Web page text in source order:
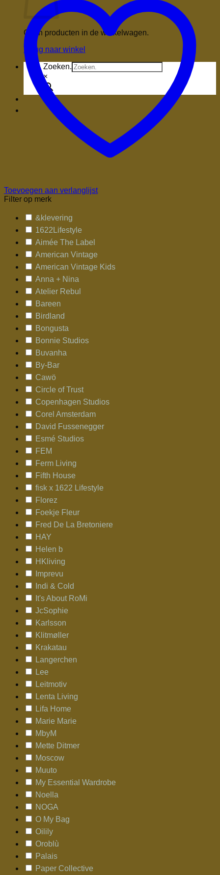
Geen producten in de winkelwagen.
Terug naar winkel
Zoeken.
×
Toevoegen aan verlanglijst
Filter op merk
&klevering
1622Lifestyle
Aimée The Label
American Vintage
American Vintage Kids
Anna + Nina
Atelier Rebul
Bareen
Birdland
Bongusta
Bonnie Studios
Buvanha
By-Bar
Cawö
Circle of Trust
Copenhagen Studios
Corel Amsterdam
David Fussenegger
Esmé Studios
FEM
Ferm Living
Fifth House
fisk x 1622 Lifestyle
Florez
Foekje Fleur
Fred De La Bretoniere
HAY
Helen b
HKliving
Imprevu
Indi & Cold
It's About RoMi
JcSophie
Karlsson
Klitmøller
Krakatau
Langerchen
Lee
Leitmotiv
Lenta Living
Lifa Home
Marie Marie
MbyM
Mette Ditmer
Moscow
Muuto
My Essential Wardrobe
Noella
NOGA
O My Bag
Oilily
Oroblù
Palais
Paper Collective